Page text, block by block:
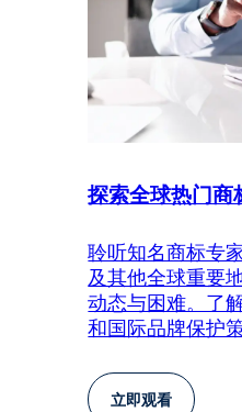
探索全球热门商
聆听知名商标专
及其他全球重要
动态与困难。了
和国际品牌保护
立即观看